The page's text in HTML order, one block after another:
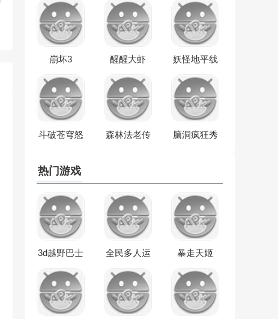
崩坏3 醒醒大虾 妖怪地平线
斗破苍穹怒
森林法老传
脑洞疯狂秀
热门游戏
3d越野巴士
全民多人运
暴走天姬